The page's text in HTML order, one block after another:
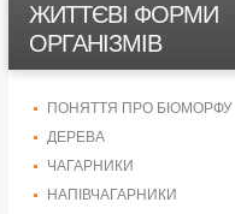
ЖИТТЄВІ ФОРМИ
ОРГАНІЗМІВ
ПОНЯТТЯ ПРО БІОМОРФУ
ДЕРЕВА
ЧАГАРНИКИ
НАПІВЧАГАРНИКИ